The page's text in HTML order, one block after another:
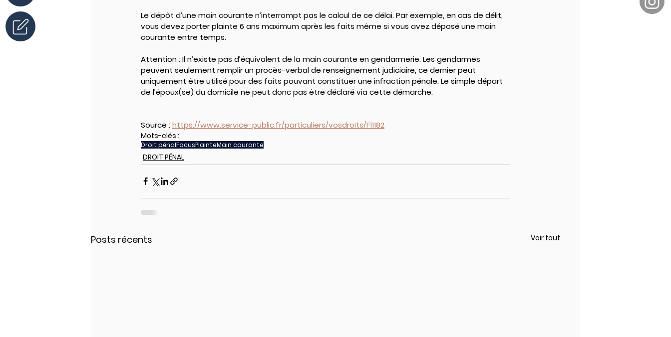
Le dépôt d’une main courante n’interrompt pas le calcul de ce délai. Par exemple, en cas de délit,
vous devez porter plainte 6 ans maximum après les faits même si vous avez déposé une main
courante entre temps.
Attention : Il n’existe pas d’équivalent de la main courante en gendarmerie. Les gendarmes
peuvent seulement remplir un procès-verbal de renseignement judiciaire, ce dernier peut
uniquement être utilisé pour des faits pouvant constituer une infraction pénale. Le simple départ
de l’époux(se) du domicile ne peut donc pas être déclaré via cette démarche.
Source : https://www.service-public.fr/particuliers/vosdroits/F11182
Mots-clés :
Droit pénalFocusPlainteMain courante
DROIT PÉNAL
Posts récents Voir tout